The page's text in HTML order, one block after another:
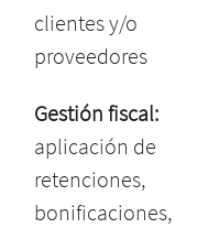
clientes y/o
proveedores
Gestión fiscal:
aplicación de
retenciones,
bonificaciones,